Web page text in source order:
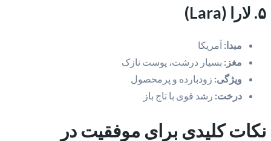
۵. لارا (Lara)
مبدا: آمریکا
مغز: بسیار درشت، پوست نازک
ویژگی: زودبارده و پرمحصول
درخت: رشد قوی با تاج باز
نکات کلیدی برای موفقیت در